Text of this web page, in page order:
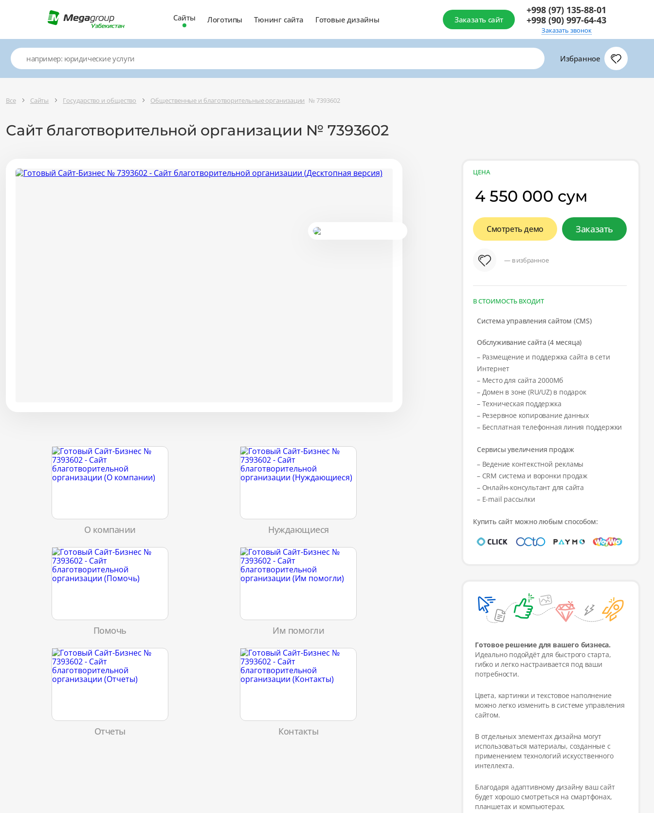
Сайты Логотипы Тюнинг сайта Готовые дизайны Заказать сайт
+998 (97) 135-88-01
+998 (90) 997-64-43
Заказать звонок
Избранное
Все Сайты Государство и общество Общественные и благотворительные организации № 7393602
Сайт благотворительной организации № 7393602
ЦЕНА
4 550 000 сум
Смотреть демо Заказать
— в избранное
В СТОИМОСТЬ ВХОДИТ
Система управления сайтом (CMS)
Обслуживание сайта (4 месяца)
– Размещение и поддержка сайта в сети
Интернет
– Место для сайта 2000Мб
– Домен в зоне (RU/UZ) в подарок
– Техническая поддержка
– Резервное копирование данных
– Бесплатная телефонная линия поддержки
Сервисы увеличения продаж
– Ведение контекстной рекламы
– CRM система и воронки продаж
– Онлайн-консультант для сайта
– E-mail рассылки
Купить сайт можно любым способом:
Готовое решение для вашего бизнеса.
Идеально подойдёт для быстрого старта,
гибко и легко настраивается под ваши
потребности.
Цвета, картинки и текстовое наполнение
можно легко изменить в системе управления
сайтом.
В отдельных элементах дизайна могут
использоваться материалы, созданные с
применением технологий искусственного
интеллекта.
Благодаря адаптивному дизайну ваш сайт
будет хорошо смотреться на смартфонах,
планшетах и компьютерах.
О компании Нуждающиеся
Помочь Им помогли
Отчеты Контакты